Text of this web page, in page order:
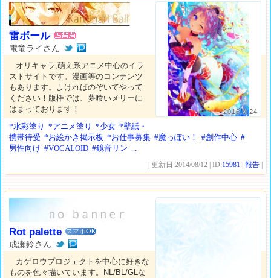
2016.9.24
雷ボール
電竜ライさん
オリキャラ,萌え系アニメ中心のイラ
ストサイトです。漫画等のコンテンツ
もあります。よければのぞいてやって
ください！版権では、夢喰いメリーに
はまっております！
*水彩塗り
*アニメ塗り *少女 *壁紙・
携帯待受 *お絵かき掲示板 *お仕事募集 #魔っぽい！ #創作中心 #
男性向け #VOCALOID #鏡音リン ...
| 更新日:2014/08/12 | ID:15981 |報告
Rot palette スマホOK
成瀬鈴さん
カゲロウプロジェクトを中心に好きな
ものを色々描いています。NL/BL/GLな